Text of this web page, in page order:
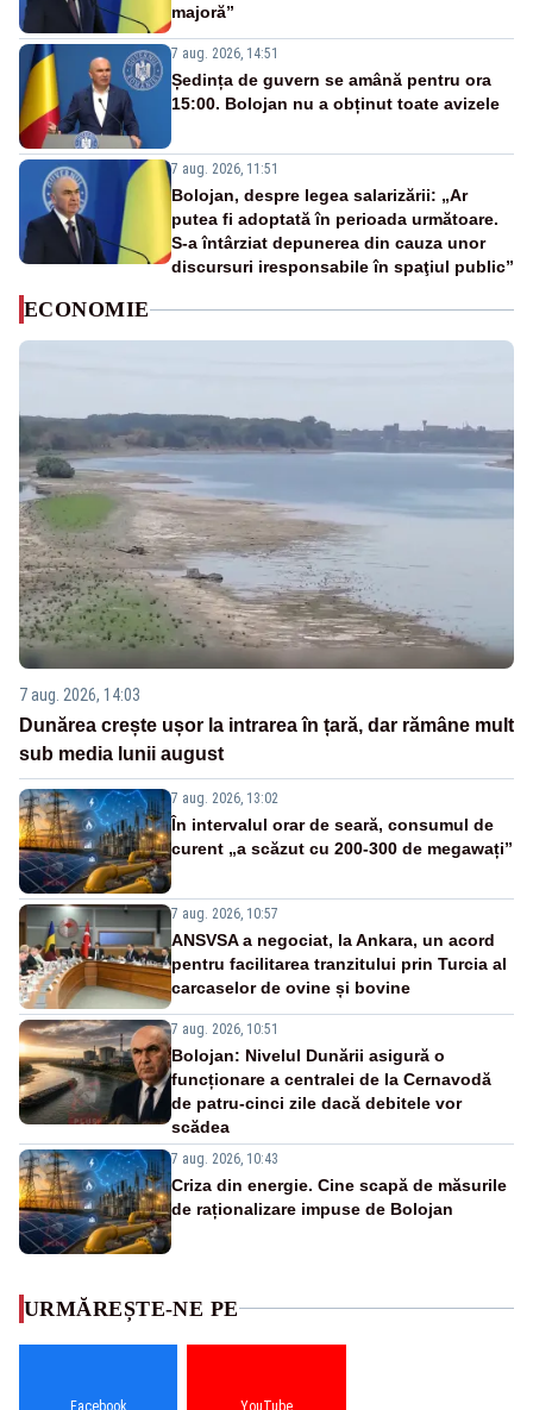
majoră”
7 aug. 2026, 14:51
Ședința de guvern se amână pentru ora
15:00. Bolojan nu a obținut toate avizele
7 aug. 2026, 11:51
Bolojan, despre legea salarizării: „Ar
putea fi adoptată în perioada următoare.
S-a întârziat depunerea din cauza unor
discursuri iresponsabile în spaţiul public”
ECONOMIE
7 aug. 2026, 14:03
Dunărea crește ușor la intrarea în țară, dar rămâne mult
sub media lunii august
7 aug. 2026, 13:02
În intervalul orar de seară, consumul de
curent „a scăzut cu 200-300 de megawați”
7 aug. 2026, 10:57
ANSVSA a negociat, la Ankara, un acord
pentru facilitarea tranzitului prin Turcia al
carcaselor de ovine și bovine
7 aug. 2026, 10:51
Bolojan: Nivelul Dunării asigură o
funcționare a centralei de la Cernavodă
de patru-cinci zile dacă debitele vor
scădea
7 aug. 2026, 10:43
Criza din energie. Cine scapă de măsurile
de raționalizare impuse de Bolojan
URMĂREȘTE-NE PE
Facebook YouTube